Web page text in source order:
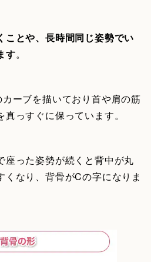
ことや、長時間同じ姿勢でい
す。
ーブを描いており首や肩の筋
っすぐに保っています。
座った姿勢が続くと背中が丸
くなり、背骨がCの字になりま